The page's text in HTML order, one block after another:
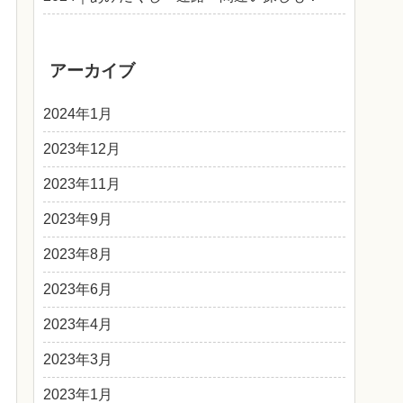
アーカイブ
2024年1月
2023年12月
2023年11月
2023年9月
2023年8月
2023年6月
2023年4月
2023年3月
2023年1月